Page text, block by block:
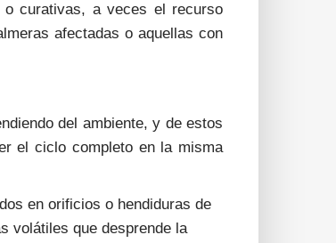
o curativas, a veces el recurso
afectadas o aquellas con
del ambiente, y de estos
el ciclo completo en la misma
en orificios o hendiduras de
volátiles que desprende la